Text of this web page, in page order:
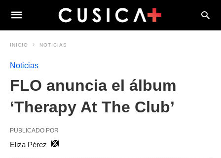
INICIO NOTICIAS
Noticias
FLO anuncia el álbum
‘Therapy At The Club’
PUBLICADO POR
Eliza Pérez